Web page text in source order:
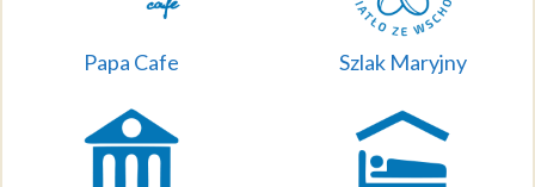
Papa Cafe Szlak Maryjny